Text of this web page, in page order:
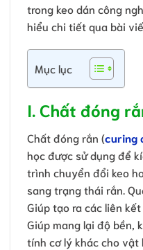
trong keo dán công
hiểu chi tiết qua bài
Mục lục
I. Chất đóng
Chất đóng rắn (curing
học được sử dụng để
trình chuyển đổi keo
sang trạng thái rắn.
Giúp tạo ra các liên
Giúp mang lại độ bền,
tính cơ lý khác cho vật